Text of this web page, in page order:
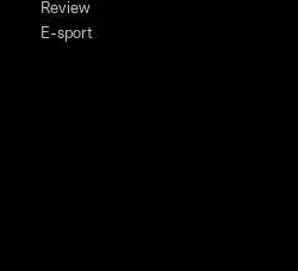
Review
E-sport